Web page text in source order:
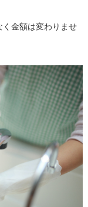
金額は変わりませ